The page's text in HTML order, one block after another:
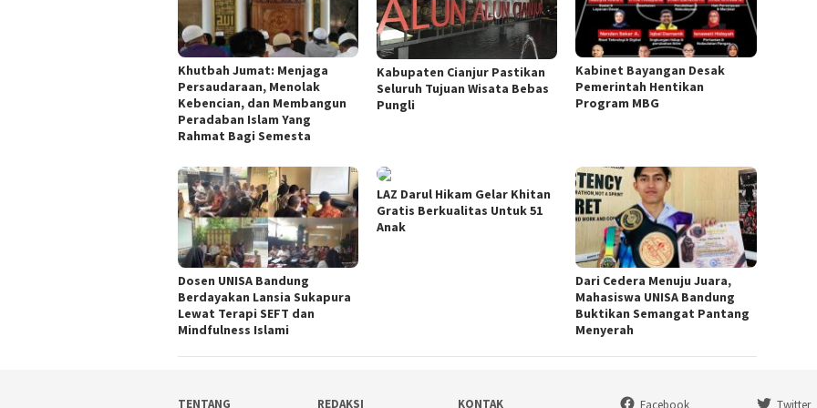
Khutbah Jumat: Menjaga
Persaudaraan, Menolak
Kebencian, dan Membangun
Peradaban Islam Yang
Rahmat Bagi Semesta
Kabupaten Cianjur Pastikan
Seluruh Tujuan Wisata Bebas
Pungli
Kabinet Bayangan Desak
Pemerintah Hentikan
Program MBG
Dosen UNISA Bandung
Berdayakan Lansia Sukapura
Lewat Terapi SEFT dan
Mindfulness Islami
LAZ Darul Hikam Gelar Khitan
Gratis Berkualitas Untuk 51
Anak
Dari Cedera Menuju Juara,
Mahasiswa UNISA Bandung
Buktikan Semangat Pantang
Menyerah
TENTANG REDAKSI KONTAK Facebook Twitter